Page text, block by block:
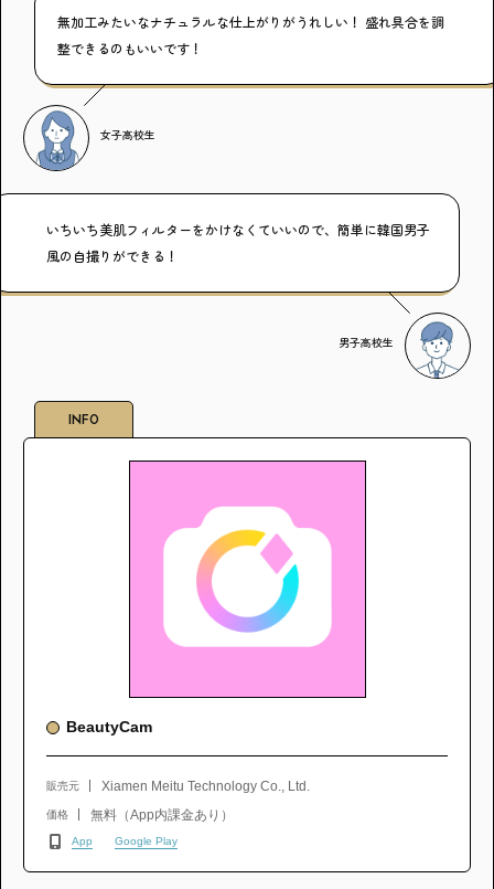
無加工みたいなナチュラルな仕上がりがうれしい！ 盛れ具合を調
整できるのもいいです！
女子高校生
いちいち美肌フィルターをかけなくていいので、簡単に韓国男子
風の自撮りができる！
男子高校生
INFO
BeautyCam
販売元 Xiamen Meitu Technology Co., Ltd.
価格 無料（App内課金あり）
App Google Play